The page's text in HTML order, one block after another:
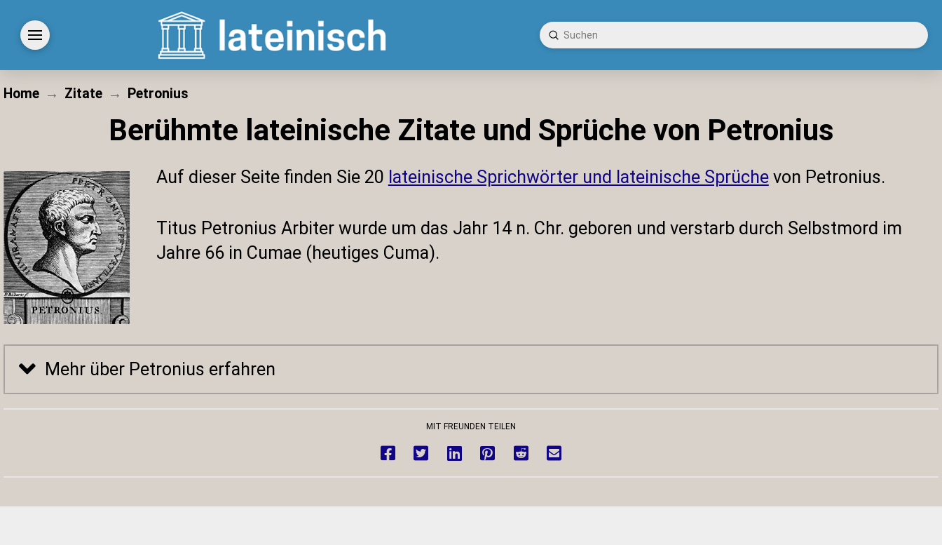
Search
Submit
Home → Zitate → Petronius
Berühmte lateinische Zitate und Sprüche von Petronius
Auf dieser Seite finden Sie 20 lateinische Sprichwörter und lateinische Sprüchevon Petronius.
Titus Petronius Arbiter wurde um das Jahr 14 n. Chr. geboren und verstarb durch Selbstmord im
Jahre 66 in Cumae (heutiges Cuma).
Mehr über Petronius erfahren
MIT FREUNDEN TEILEN